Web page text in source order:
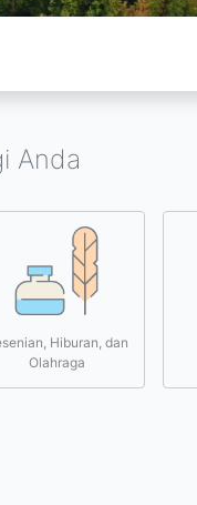
Anda
Hiburan, dan
Olahraga